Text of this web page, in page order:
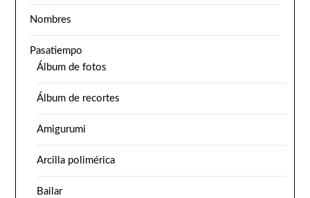
Nombres
Pasatiempo
Álbum de fotos
Álbum de recortes
Amigurumi
Arcilla polimérica
Bailar